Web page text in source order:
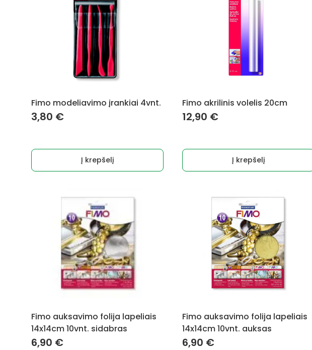
Fimo modeliavimo įrankiai 4vnt.
3,80 €
Į krepšelį
Fimo akrilinis volelis 20cm
12,90 €
Į krepšelį
Fimo auksavimo folija lapeliais
14x14cm 10vnt. sidabras
6,90 €
Fimo auksavimo folija lapeliais
14x14cm 10vnt. auksas
6,90 €